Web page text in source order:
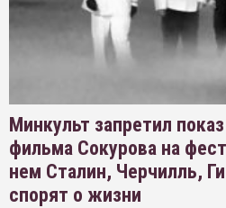
Минкульт запретил
фильма Сокурова на
нем Сталин, Черчилль,
спорят о жизни